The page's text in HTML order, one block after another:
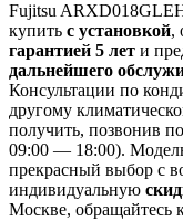
Fujitsu
купить с установкой,
гарантией 5 лет и
дальнейшего
Консультации по
другому
получить, позвонив
09:00 — 18:00).
прекрасный выбор с
индивидуальную
Москве, обращайтесь